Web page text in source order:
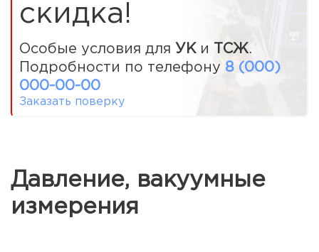
скидка!
Особые условия для УК и ТСЖ.
Подробности по телефону 8 (000)
000-00-00
Заказать поверку
Давление, вакуумные
измерения